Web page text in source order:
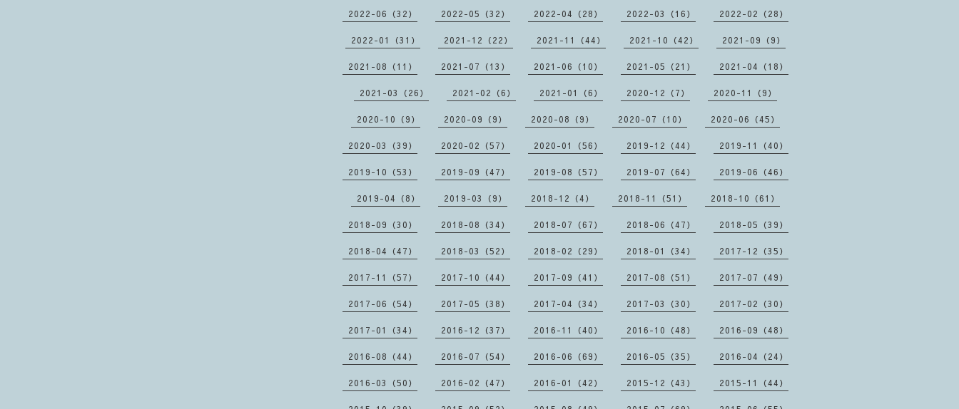
2022-06（32） 2022-05（32） 2022-04（28） 2022-03（16） 2022-02（28）
2022-01（31） 2021-12（22） 2021-11（44） 2021-10（42） 2021-09（9）
2021-08（11） 2021-07（13） 2021-06（10） 2021-05（21） 2021-04（18）
2021-03（26） 2021-02（6） 2021-01（6） 2020-12（7） 2020-11（9）
2020-10（9） 2020-09（9） 2020-08（9） 2020-07（10） 2020-06（45）
2020-03（39） 2020-02（57） 2020-01（56） 2019-12（44） 2019-11（40）
2019-10（53） 2019-09（47） 2019-08（57） 2019-07（64） 2019-06（46）
2019-04（8） 2019-03（9） 2018-12（4） 2018-11（51） 2018-10（61）
2018-09（30） 2018-08（34） 2018-07（67） 2018-06（47） 2018-05（39）
2018-04（47） 2018-03（52） 2018-02（29） 2018-01（34） 2017-12（35）
2017-11（57） 2017-10（44） 2017-09（41） 2017-08（51） 2017-07（49）
2017-06（54） 2017-05（38） 2017-04（34） 2017-03（30） 2017-02（30）
2017-01（34） 2016-12（37） 2016-11（40） 2016-10（48） 2016-09（48）
2016-08（44） 2016-07（54） 2016-06（69） 2016-05（35） 2016-04（24）
2016-03（50） 2016-02（47） 2016-01（42） 2015-12（43） 2015-11（44）